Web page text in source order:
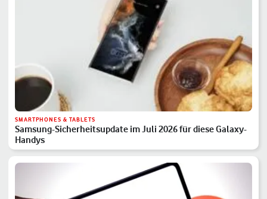
SMARTPHONES & TABLETS
Samsung-Sicherheitsupdate im Juli 2026 für diese Galaxy-
Handys